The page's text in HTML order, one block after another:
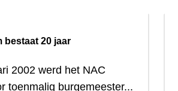
bestaat 20 jaar
2002 werd het NAC
toenmalig burgemeester...